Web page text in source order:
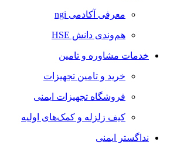
معرفی آکادمی ngi
هم‌وندی دانش HSE
خدمات مشاوره و تامین
خرید و تامین تجهیزات
فروشگاه تجهیزات ایمنی
کیف زلزله و کمک‌های اولیه
نداگستر ایمنی